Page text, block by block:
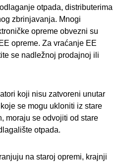
otpada, distributerima
zbrinjavanja. Mnogi
opreme obvezni su
opreme. Za vraćanje EE
se nadležnoj prodajnoj ili
koji nisu zatvoreni unutar
se mogu ukloniti iz stare
moraju se odvojiti od stare
otpada.
na staroj opremi, krajnji